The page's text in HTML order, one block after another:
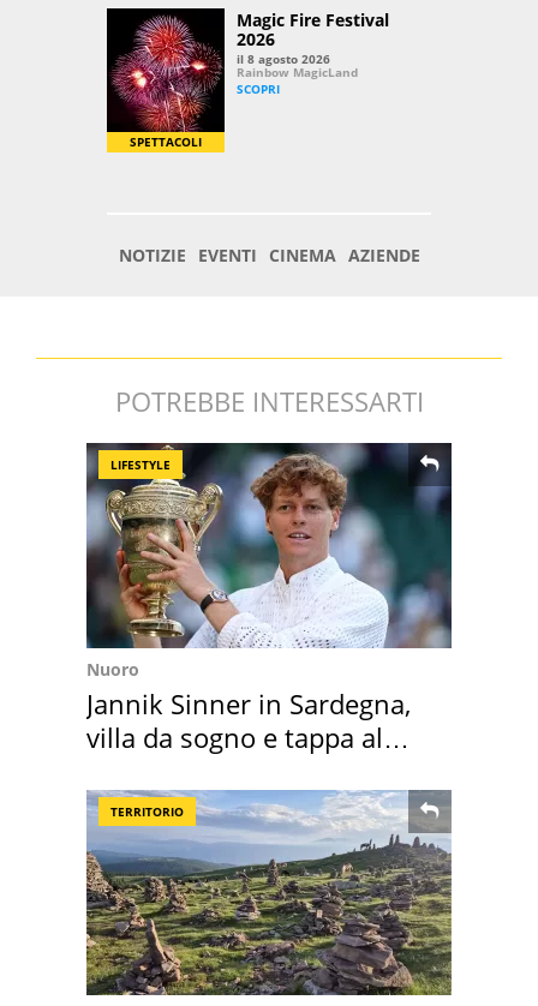
POTREBBE INTERESSARTI
LIFESTYLE
Nuoro
Jannik Sinner in Sardegna,
villa da sogno e tappa al
TERRITORIO